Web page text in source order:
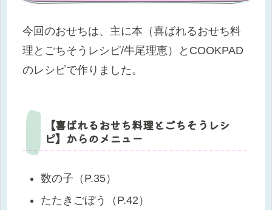
今回のおせちは、主に本（喜ばれるおせち料
理とごちそうレシピ/牛尾理恵）とCOOKPAD
のレシピで作りました。
【喜ばれるおせち料理とごちそうレシ
ピ】からのメニュー
数の子（P.35）
たたきごぼう（P.42）